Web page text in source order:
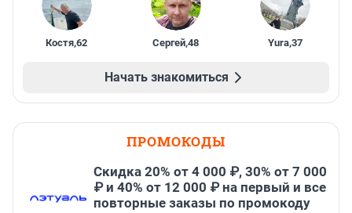
Костя,62 Сергей,48 Yura,37
Начать знакомиться
ПРОМОКОДЫ
Скидка 20% от 4 000 ₽, 30% от 7 000
₽ и 40% от 12 000 ₽ на первый и все
повторные заказы по промокоду